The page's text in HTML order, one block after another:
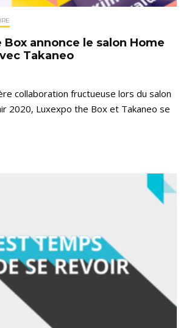
Box annonce le salon Home
Takaneo
collaboration fructueuse lors du salon
2020, Luxexpo the Box et Takaneo se